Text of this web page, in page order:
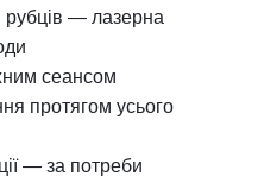
рубців — лазерна
сеансом
протягом усього
— за потреби